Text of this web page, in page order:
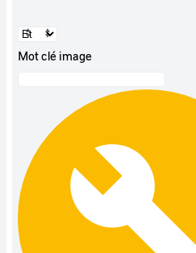
Mot clé image